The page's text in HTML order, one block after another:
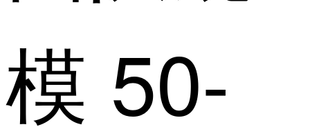
模 50-